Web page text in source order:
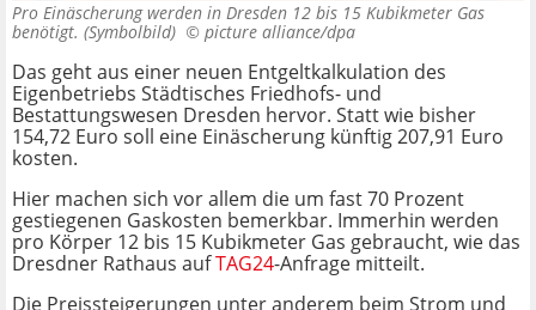
Pro Einäscherung werden in Dresden 12 bis 15 Kubikmeter Gas
benötigt. (Symbolbild) © picture alliance/dpa
Das geht aus einer neuen Entgeltkalkulation des
Eigenbetriebs Städtisches Friedhofs- und
Bestattungswesen Dresden hervor. Statt wie bisher
154,72 Euro soll eine Einäscherung künftig 207,91 Euro
kosten.
Hier machen sich vor allem die um fast 70 Prozent
gestiegenen Gaskosten bemerkbar. Immerhin werden
pro Körper 12 bis 15 Kubikmeter Gas gebraucht, wie das
Dresdner Rathaus aufTAG24-Anfrage mitteilt.
Die Preissteigerungen unter anderem beim Strom und